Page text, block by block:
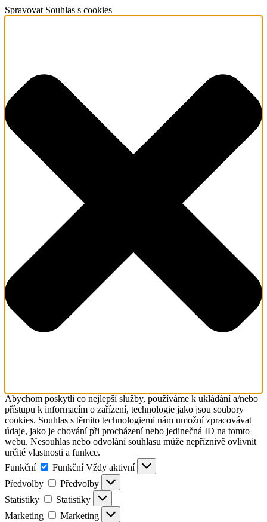
Spravovat Souhlas s cookies
Abychom poskytli co nejlepší služby, používáme k ukládání a/nebo
přístupu k informacím o zařízení, technologie jako jsou soubory
cookies. Souhlas s těmito technologiemi nám umožní zpracovávat
údaje, jako je chování při procházení nebo jedinečná ID na tomto
webu. Nesouhlas nebo odvolání souhlasu může nepříznivě ovlivnit
určité vlastnosti a funkce.
Funkční
Funkční Vždy aktivní
Předvolby
Předvolby
Statistiky
Statistiky
Marketing
Marketing